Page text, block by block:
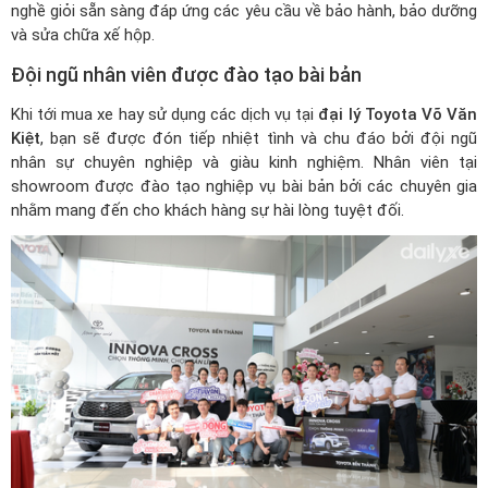
nghề giỏi sẵn sàng đáp ứng các yêu cầu về bảo hành, bảo dưỡng
và sửa chữa xế hộp.
Đội ngũ nhân viên được đào tạo bài bản
Khi tới mua xe hay sử dụng các dịch vụ tại đại lý Toyota Võ Văn
Kiệt, bạn sẽ được đón tiếp nhiệt tình và chu đáo bởi đội ngũ
nhân sự chuyên nghiệp và giàu kinh nghiệm. Nhân viên tại
showroom được đào tạo nghiệp vụ bài bản bởi các chuyên gia
nhằm mang đến cho khách hàng sự hài lòng tuyệt đối.